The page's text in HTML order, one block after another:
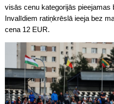
visās cenu kategorijās pieejamas
Invalīdiem ratiņkrēslā ieeja bez
cena 12 EUR.